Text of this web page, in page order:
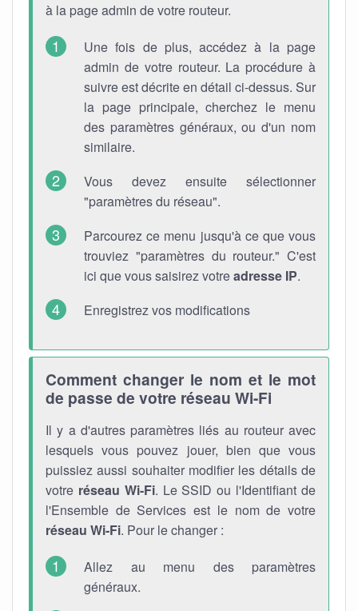
à la page admin de votre routeur.
Une fois de plus, accédez à la page
admin de votre routeur. La procédure à
suivre est décrite en détail ci-dessus. Sur
la page principale, cherchez le menu
des paramètres généraux, ou d'un nom
similaire.
Vous devez ensuite sélectionner
"paramètres du réseau".
Parcourez ce menu jusqu'à ce que vous
trouviez "paramètres du routeur." C'est
ici que vous saisirez votreadresse IP.
Enregistrez vos modifications
Comment changer le nom et le mot
de passe de votre réseau Wi-Fi
Il y a d'autres paramètres liés au routeur avec
lesquels vous pouvez jouer, bien que vous
puissiez aussi souhaiter modifier les détails de
votre réseau Wi-Fi. Le SSID ou l'Identifiant de
l'Ensemble de Services est le nom de votre
réseau Wi-Fi. Pour le changer :
Allez au menu des paramètres
généraux.